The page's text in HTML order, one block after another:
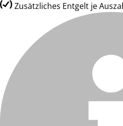
Zusätzliches Entgelt je